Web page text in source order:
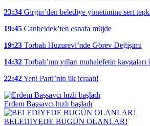
23:34 Girgin’den belediye yönetimine sert
19:45 Canbeldek’ten esnafa müjde
19:23 Torbalı Huzurevi’nde Görev Değişimi
14:32 Torbalı’nın yılları muhalefetin
22:42Yeni Parti’nin ilk icraatı!
Erdem Başsavcı hızlı başladı
BELEDİYEDE BUGÜN OLANLAR!